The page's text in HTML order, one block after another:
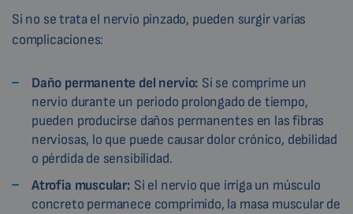
Si no se trata el nervio pinzado, pueden surgir varias
complicaciones:
Daño permanente del nervio: Si se comprime un
nervio durante un periodo prolongado de tiempo,
pueden producirse daños permanentes en las fibras
nerviosas, lo que puede causar dolor crónico, debilidad
o pérdida de sensibilidad.
Atrofia muscular: Si el nervio que irriga un músculo
concreto permanece comprimido, la masa muscular de